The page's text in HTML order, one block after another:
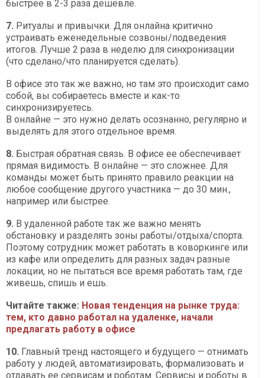
быстрее в 2-3 раза дешевле.
7. Ритуалы и привычки. Для онлайна критично
устраивать еженедельные созвоны/подведения
итогов. Лучше 2 раза в неделю для синхронизации
(что сделано/что планируется сделать).
В офисе это так же важно, но там это происходит само
собой, вы собираетесь вместе и как-то
синхронизируетесь.
В онлайне — это нужно делать осознанно, регулярно и
выделять для этого отдельное время.
8. Быстрая обратная связь. В офисе ее обеспечивает
прямая видимость. В онлайне — это сложнее. Для
команды может быть принято правило реакции на
любое сообщение другого участника — до 30 мин.,
например или быстрее.
9. В удаленной работе так же важно менять
обстановку и разделять зоны работы/отдыха/спорта.
Поэтому сотрудник может работать в коворкинге или
из кафе или определить для разных задач разные
локации, но не пытаться все время работать там, где
живешь, спишь и ешь.
Читайте также: Новая тенденция на рынке труда:
тем, кто давно работал на удаленке, начали
предлагать работу в офисе
10. Главный тренд настоящего и будущего — отнимать
работу у людей, автоматизировать, формализовать и
отдавать ее сервисам и роботам. Сервисы и роботы в